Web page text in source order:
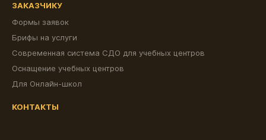
ЗАКАЗЧИКУ
Формы заявок
Брифы на услуги
Современная система СДО для учебных центров
Оснащение учебных центров
Для Онлайн-школ
КОНТАКТЫ